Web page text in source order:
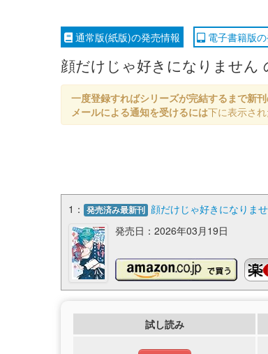
通常版(紙版)の発売情報 電子書籍版
顔だけじゃ好きになりません
一度登録すればシリーズが完結するまで新
メールによる通知を受けるには下に表示さ
1： 発売済み最新刊 顔だけじゃ好きになりま
発売日：2026年03月19日
試し読み